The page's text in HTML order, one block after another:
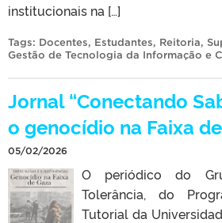
institucionais na […]
Tags: Docentes, Estudantes, Reitoria,
Gestão de Tecnologia da Informação e
Jornal “Conectando
o genocídio na Faixa
05/02/2026
O periódico do
Tolerância, do
Tutorial da